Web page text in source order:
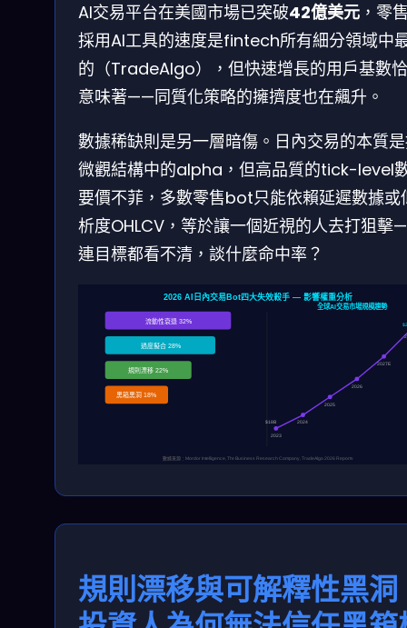
AI交易平台在美國市場已突破42億美元 ，零
採用AI工具的速度是fintech所有細分領域中
的（TradeAlgo），但快速增長的用戶基數
意味著——同質化策略的擁擠度也在飆升。
數據稀缺則是另一層暗傷。日內交易的本質
微觀結構中的alpha，但高品質的tick-level
要價不菲，多數零售bot只能依賴延遲數據或
析度OHLCV，等於讓一個近視的人去打狙擊
連目標都看不清，談什麼命中率？
2026 AI日內交易Bot四大失效殺手 — 影響權重分析
流動性衰退 32%
過度擬合 28%
規則漂移 22%
黑箱黑洞 18%
全球AI交易市場規模趨勢
2023
2024
2025
2026
2027E
$18B
數據來源：Mordor Intelligence, The Business Research Company, TradeAlgo 2026 Reports
規則漂移與可解釋性黑洞